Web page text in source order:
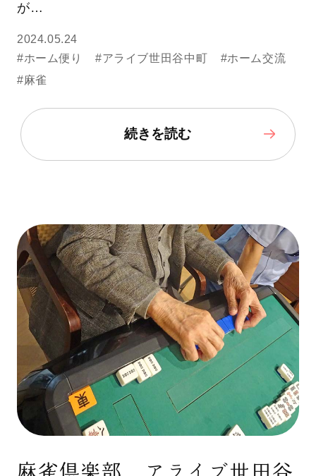
が…
2024.05.24
#ホーム便り
#アライブ世田谷中町
#ホーム交流
#麻雀
続きを読む
麻雀倶楽部 アライブ世田谷